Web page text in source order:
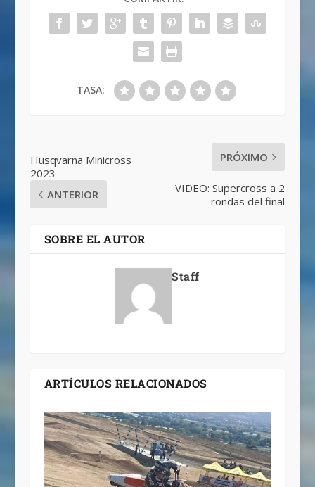
TASA:
Husqvarna Minicross
2023
ANTERIOR
PRÓXIMO
VIDEO: Supercross a 2
rondas del final
SOBRE EL AUTOR
Staff
ARTÍCULOS RELACIONADOS